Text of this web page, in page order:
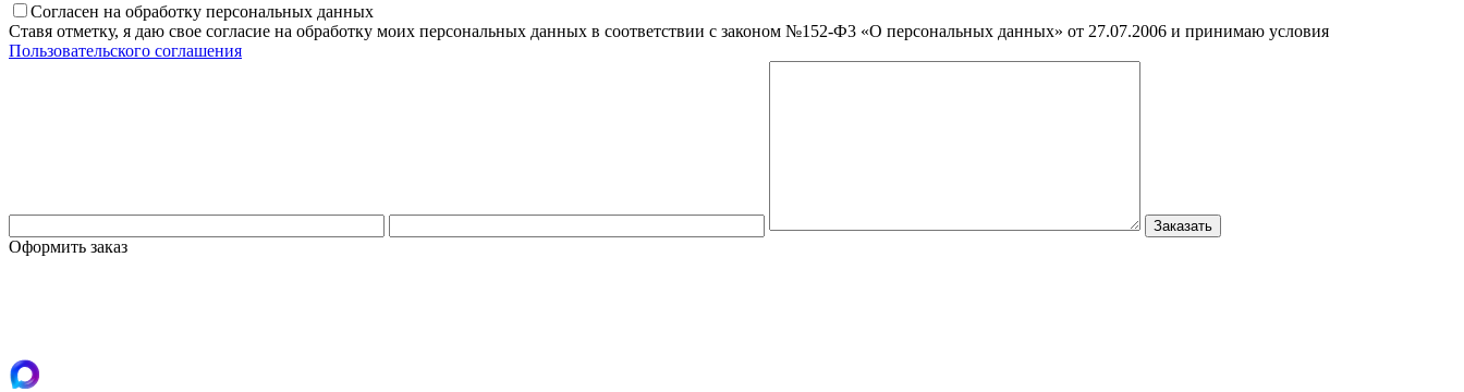
Согласен на обработку персональных данных
Ставя отметку, я даю свое согласие на обработку моих персональных данных в соответствии с законом №152-Ф3 «О персональных данных» от 27.07.2006 и принимаю условия
Пользовательского соглашения
Оформить заказ